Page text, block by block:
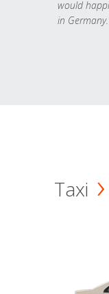
would
in Germany.
Taxi